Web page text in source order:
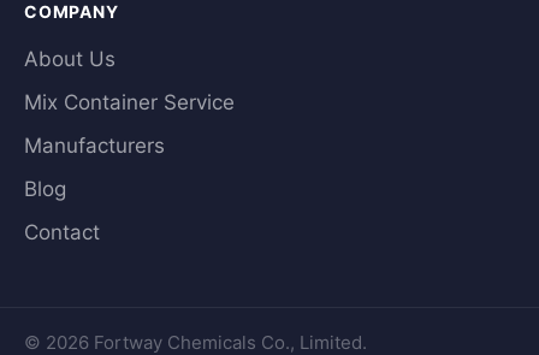
COMPANY
About Us
Mix Container Service
Manufacturers
Blog
Contact
© 2026 Fortway Chemicals Co., Limited.